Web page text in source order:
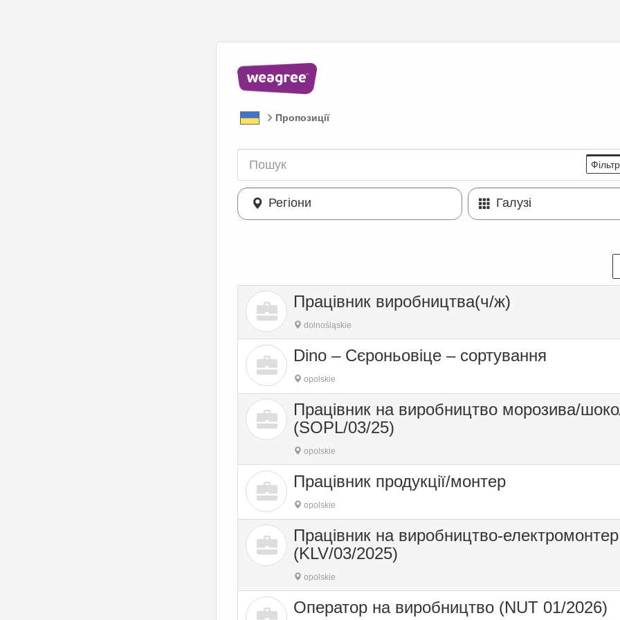
Пропозиції
Регіони Галузі
Працівник виробництва(ч/ж)
dolnośląskie
Dino – Сєроньовіце – сортування
opolskie
Працівник на виробництво морозива/
(SOPL/03/25)
opolskie
Працівник продукції/монтер
opolskie
Працівник на виробництво-електромонтер
(KLV/03/2025)
opolskie
Оператор на виробництво (NUT 01/2026)